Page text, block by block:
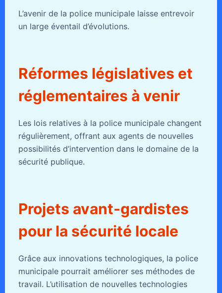
L’avenir de la police municipale laisse entrevoir
un large éventail d’évolutions.
Réformes législatives et
réglementaires à venir
Les lois relatives à la police municipale changent
régulièrement, offrant aux agents de nouvelles
possibilités d’intervention dans le domaine de la
sécurité publique.
Projets avant-gardistes
pour la sécurité locale
Grâce aux innovations technologiques, la police
municipale pourrait améliorer ses méthodes de
travail. L’utilisation de nouvelles technologies